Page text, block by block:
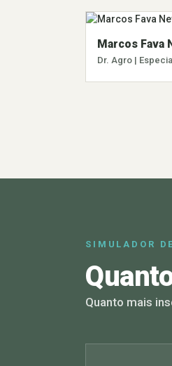
Marcos Fava
Dr. Agro |
SIMULADOR
Quanto mais